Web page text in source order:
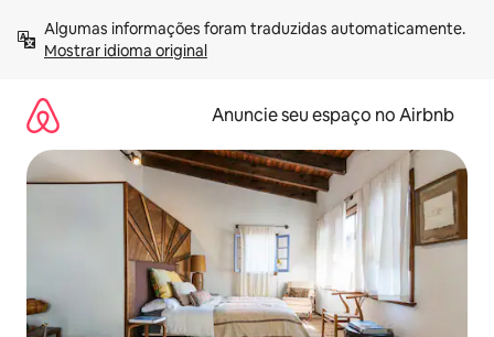
para
Mostrar idioma original
Anuncie seu espaço no Airbnb